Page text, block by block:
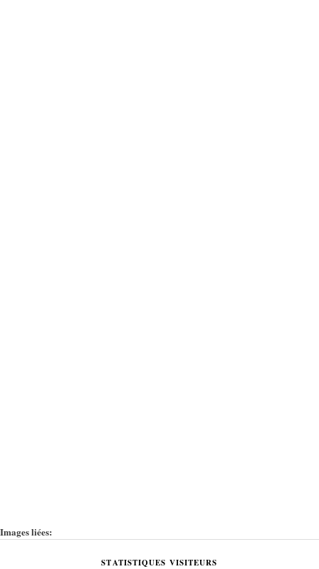
Images liées:
STATISTIQUES VISITEURS